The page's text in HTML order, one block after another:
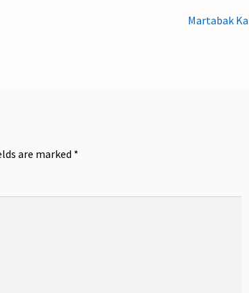
Next
Martabak
are marked *